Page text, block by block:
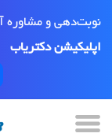
نوبت‌دهی و مشاوره
اپلیکیشن دکتریاب